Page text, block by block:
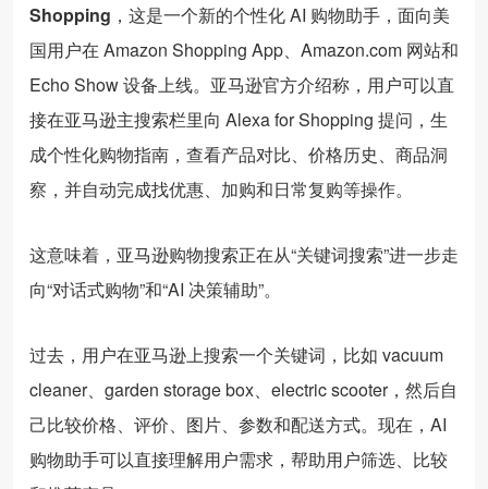
Shopping ，这是一个新的个性化 AI 购物助手，面向美
国用户在 Amazon Shopping App、Amazon.com 网站和
Echo Show 设备上线。亚马逊官方介绍称，用户可以直
接在亚马逊主搜索栏里向 Alexa for Shopping 提问，生
成个性化购物指南，查看产品对比、价格历史、商品洞
察，并自动完成找优惠、加购和日常复购等操作。
这意味着，亚马逊购物搜索正在从“关键词搜索”进一步走
向“对话式购物”和“AI 决策辅助”。
过去，用户在亚马逊上搜索一个关键词，比如 vacuum
cleaner、garden storage box、electric scooter，然后自
己比较价格、评价、图片、参数和配送方式。现在，AI
购物助手可以直接理解用户需求，帮助用户筛选、比较